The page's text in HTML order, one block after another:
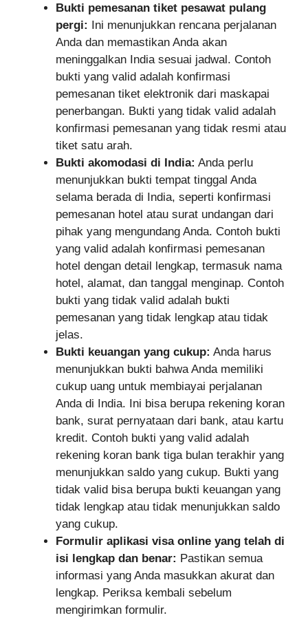
Bukti pemesanan tiket pesawat pulang
pergi: Ini menunjukkan rencana perjalanan
Anda dan memastikan Anda akan
meninggalkan India sesuai jadwal. Contoh
bukti yang valid adalah konfirmasi
pemesanan tiket elektronik dari maskapai
penerbangan. Bukti yang tidak valid adalah
konfirmasi pemesanan yang tidak resmi atau
tiket satu arah.
Bukti akomodasi di India: Anda perlu
menunjukkan bukti tempat tinggal Anda
selama berada di India, seperti konfirmasi
pemesanan hotel atau surat undangan dari
pihak yang mengundang Anda. Contoh bukti
yang valid adalah konfirmasi pemesanan
hotel dengan detail lengkap, termasuk nama
hotel, alamat, dan tanggal menginap. Contoh
bukti yang tidak valid adalah bukti
pemesanan yang tidak lengkap atau tidak
jelas.
Bukti keuangan yang cukup: Anda harus
menunjukkan bukti bahwa Anda memiliki
cukup uang untuk membiayai perjalanan
Anda di India. Ini bisa berupa rekening koran
bank, surat pernyataan dari bank, atau kartu
kredit. Contoh bukti yang valid adalah
rekening koran bank tiga bulan terakhir yang
menunjukkan saldo yang cukup. Bukti yang
tidak valid bisa berupa bukti keuangan yang
tidak lengkap atau tidak menunjukkan saldo
yang cukup.
Formulir aplikasi visa online yang telah di
isi lengkap dan benar: Pastikan semua
informasi yang Anda masukkan akurat dan
lengkap. Periksa kembali sebelum
mengirimkan formulir.